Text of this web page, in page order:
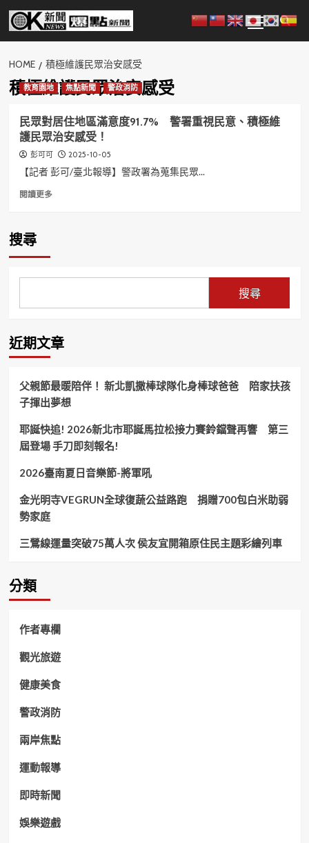
Skip
content
Menu
HOME 積極維護民眾治安感受
積極維護民眾治安感受
教育園地 焦點新聞 警政消防
民眾對居住地區滿意度91.7% 警署重視民意、積極維
護民眾治安感受！
彭可可 2025-10-05
【記者 彭可/臺北報導】警政署為蒐集民眾...
閱讀更多Read
區
意
度
署
重
民
意、
積
極
維
護
民
安
搜尋
搜尋
近期文章
父親節最暖陪伴！ 新北凱撒棒球隊化身棒球爸爸 陪家扶孩
子揮出夢想
耶誕快追! 2026新北市耶誕馬拉松接力賽鈴鐺聲再響 第三
屆登場 手刀即刻報名!
2026臺南夏日音樂節-將軍吼
金光明寺VEGRUN全球復蔬公益路跑 捐贈700包白米助弱
勢家庭
三鶯線運量突破75萬人次 侯友宜開箱原住民主題彩繪列車
分類
作者專欄
觀光旅遊
健康美食
警政消防
兩岸焦點
運動報導
即時新聞
娛樂遊戲